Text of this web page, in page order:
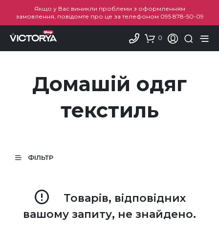
Якщо у Вас виникли проблеми з оформленням
замовлення, повідомте про це за телефоном 095 878-50-09
0
Домашій одяг
текстиль
ФІЛЬТР
Товарів, відповідних
вашому запиту, не знайдено.